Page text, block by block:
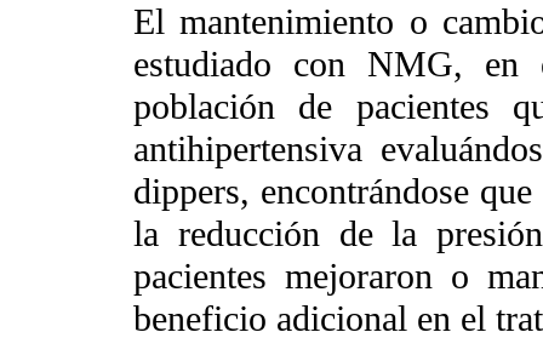
El mantenimiento o
estudiado con NMG, en
población de pacientes
antihipertensiva
dippers, encontrándose
la reducción de la
pacientes mejoraron o
beneficio adicional en el